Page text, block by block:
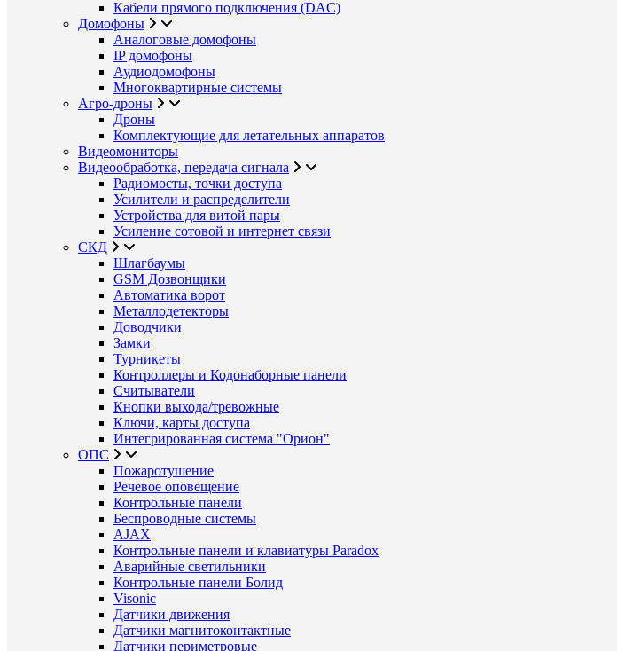
Кабели прямого подключения (DAC)
Домофоны
Аналоговые домофоны
IP домофоны
Аудиодомофоны
Многоквартирные системы
Агро-дроны
Дроны
Комплектующие для летательных аппаратов
Видеомониторы
Видеообработка, передача сигнала
Радиомосты, точки доступа
Усилители и распределители
Устройства для витой пары
Усиление сотовой и интернет связи
СКД
Шлагбаумы
GSM Дозвонщики
Автоматика ворот
Металлодетекторы
Доводчики
Замки
Турникеты
Контроллеры и Кодонаборные панели
Считыватели
Кнопки выхода/тревожные
Ключи, карты доступа
Интегрированная система "Орион"
ОПС
Пожаротушение
Речевое оповещение
Контрольные панели
Беспроводные системы
AJAX
Контрольные панели и клавиатуры Paradox
Аварийные светильники
Контрольные панели Болид
Visonic
Датчики движения
Датчики магнитоконтактные
Датчики периметровые